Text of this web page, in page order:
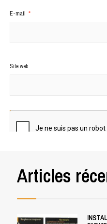
E-mail *
Site web
Articles